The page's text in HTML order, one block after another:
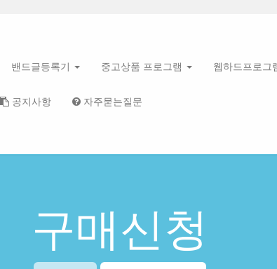
밴드글등록기 중고상품 프로그램 웹하드프로그
공지사항 자주묻는질문
구매신청